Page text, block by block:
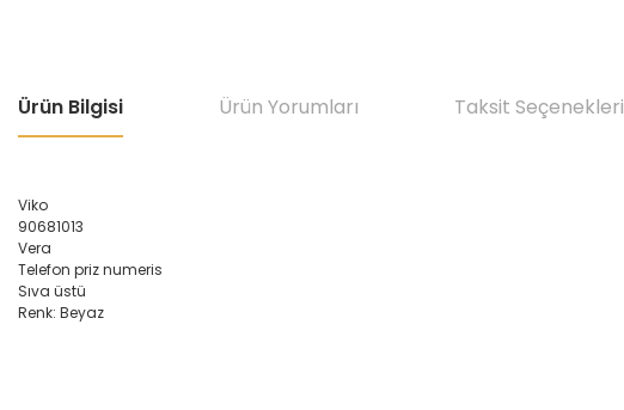
Ürün Bilgisi Ürün Yorumları Taksit Seçenekleri
Viko
90681013
Vera
Telefon priz numeris
Sıva üstü
Renk: Beyaz